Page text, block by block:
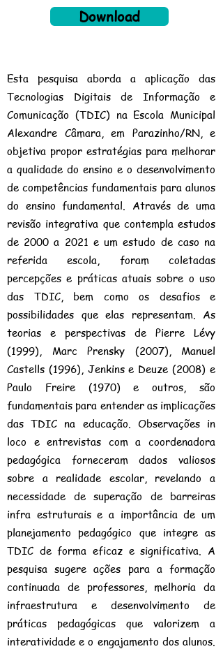
Download
Esta pesquisa aborda a aplicação das
Tecnologias Digitais de Informação e
Comunicação (TDIC) na Escola Municipal
Alexandre Câmara, em Parazinho/RN, e
objetiva propor estratégias para melhorar
a qualidade do ensino e o desenvolvimento
de competências fundamentais para alunos
do ensino fundamental. Através de uma
revisão integrativa que contempla estudos
de 2000 a 2021 e um estudo de caso na
referida escola, foram coletadas
percepções e práticas atuais sobre o uso
das TDIC, bem como os desafios e
possibilidades que elas representam. As
teorias e perspectivas de Pierre Lévy
(1999), Marc Prensky (2007), Manuel
Castells (1996), Jenkins e Deuze (2008) e
Paulo Freire (1970) e outros, são
fundamentais para entender as implicações
das TDIC na educação. Observações in
loco e entrevistas com a coordenadora
pedagógica forneceram dados valiosos
sobre a realidade escolar, revelando a
necessidade de superação de barreiras
infra estruturais e a importância de um
planejamento pedagógico que integre as
TDIC de forma eficaz e significativa. A
pesquisa sugere ações para a formação
continuada de professores, melhoria da
infraestrutura e desenvolvimento de
práticas pedagógicas que valorizem a
interatividade e o engajamento dos alunos.